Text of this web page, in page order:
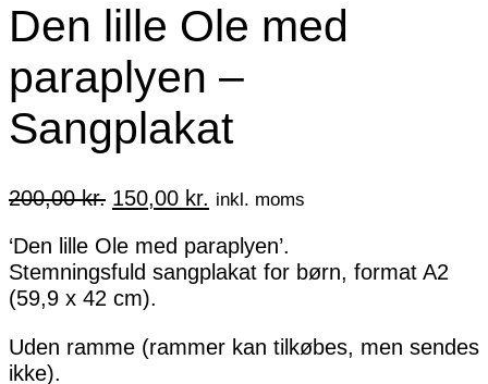
Den lille Ole med
paraplyen –
Sangplakat
200,00kr. Den
pris
var:
200,00 kr..
150,00 kr. Den
pris
er:
inkl. moms
‘Den lille Ole med paraplyen’.
Stemningsfuld sangplakat for børn, format A2
(59,9 x 42 cm).
Uden ramme (rammer kan tilkøbes, men sendes
ikke).